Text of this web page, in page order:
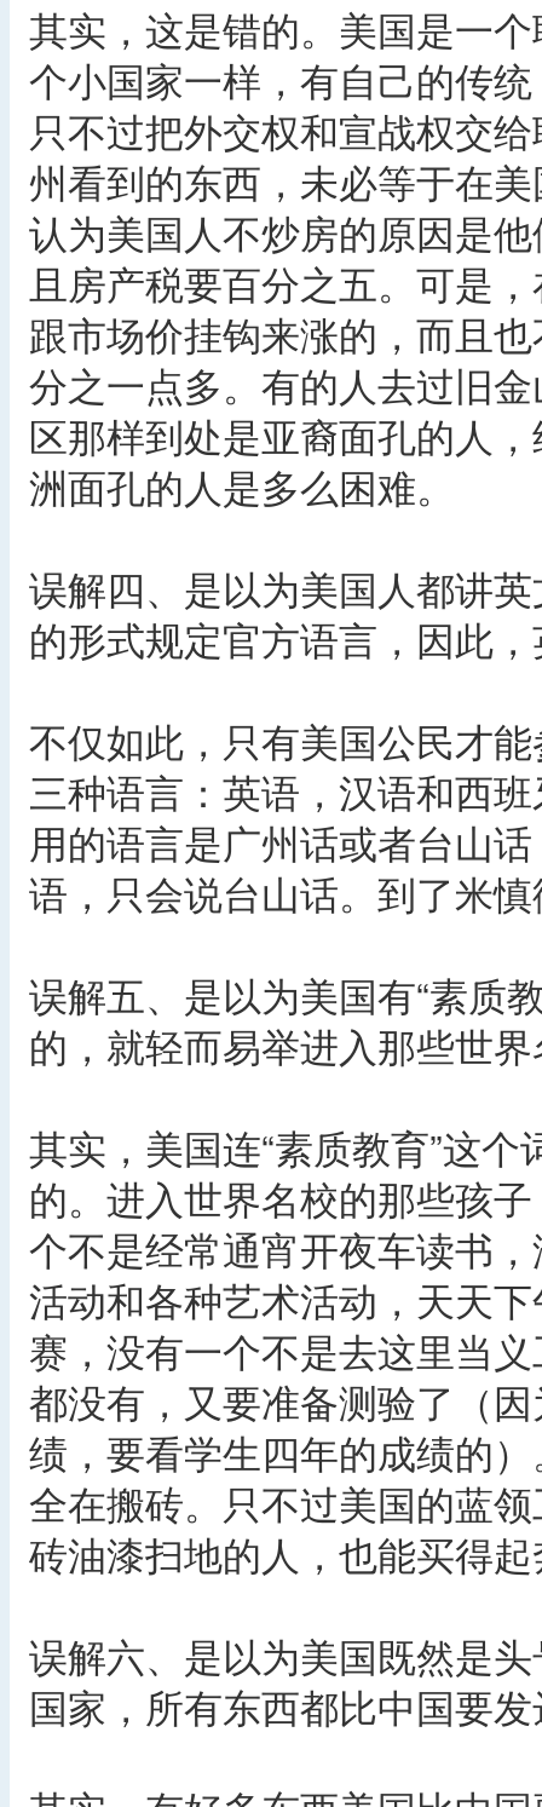
其实，这是错的。美国是一
个小国家一样，有自己的传
只不过把外交权和宣战权交
州看到的东西，未必等于在
认为美国人不炒房的原因是
且房产税要百分之五。可是
跟市场价挂钩来涨的，而且
分之一点多。有的人去过旧
区那样到处是亚裔面孔的人
洲面孔的人是多么困难。
误解四、是以为美国人都讲
的形式规定官方语言，因此
不仅如此，只有美国公民才
三种语言：英语，汉语和西
用的语言是广州话或者台山
语，只会说台山话。到了米
误解五、是以为美国有“素质
的，就轻而易举进入那些世
其实，美国连“素质教育”这
的。进入世界名校的那些孩
个不是经常通宵开夜车读书
活动和各种艺术活动，天天
赛，没有一个不是去这里当
都没有，又要准备测验了（
绩，要看学生四年的成绩的
全在搬砖。只不过美国的蓝
砖油漆扫地的人，也能买得
误解六、是以为美国既然是
国家，所有东西都比中国要